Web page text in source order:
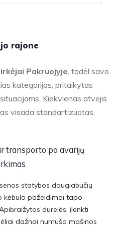
rajone
Pakruojyje , todėl savo
kategorijas, pritaikytas
Kiekvienas atvejis
visada standartizuotas,
transporto po avarijų
statybos daugiabučių
kėbulo pažeidimai tapo
durelės, įlenkti
dažnai numuša mašinos